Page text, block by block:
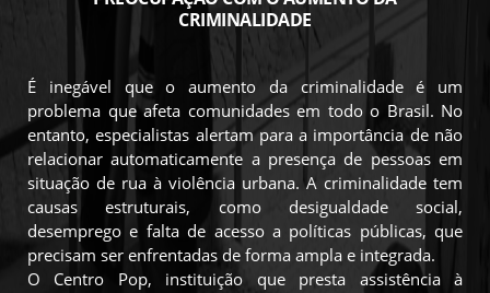
CRIMINALIDADE
É inegável que o aumento da criminalidade é um
problema que afeta comunidades em todo o Brasil. No
entanto, especialistas alertam para a importância de não
relacionar automaticamente a presença de pessoas em
situação de rua à violência urbana. A criminalidade tem
causas estruturais, como desigualdade social,
desemprego e falta de acesso a políticas públicas, que
precisam ser enfrentadas de forma ampla e integrada.
O Centro Pop, instituição que presta assistência à